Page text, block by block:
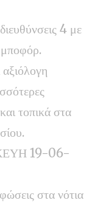
4 με
τοπικά στα
19-06-
στα νότια